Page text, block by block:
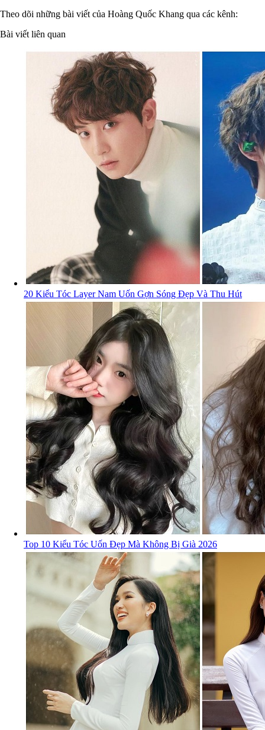
Theo dõi những bài viết của Hoàng Quốc Khang qua các kênh:
Bài viết liên quan
20 Kiểu Tóc Layer Nam Uốn Gợn Sóng Đẹp Và Thu Hút
Top 10 Kiểu Tóc Uốn Đẹp Mà Không Bị Già 2026